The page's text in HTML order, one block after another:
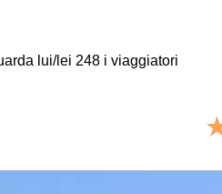
lui/lei 248 i viaggiatori